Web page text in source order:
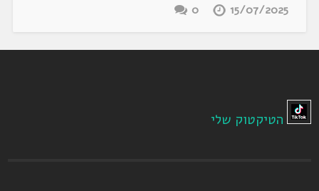
15/07/2025
0
הטיקטוק שלי